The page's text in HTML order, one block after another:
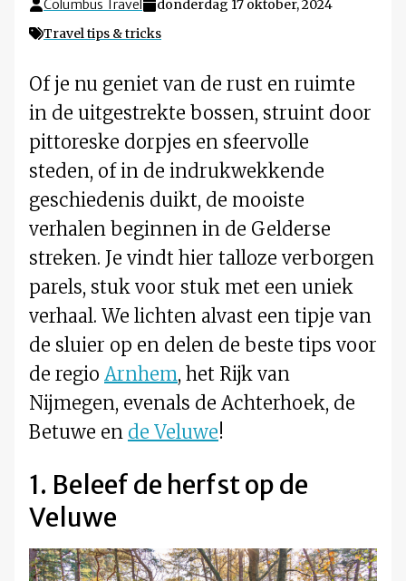
Columbus Travel
donderdag 17 oktober, 2024
Travel tips & tricks
Of je nu geniet van de rust en ruimte
in de uitgestrekte bossen, struint door
pittoreske dorpjes en sfeervolle
steden, of in de indrukwekkende
geschiedenis duikt, de mooiste
verhalen beginnen in de Gelderse
streken. Je vindt hier talloze verborgen
parels, stuk voor stuk met een uniek
verhaal. We lichten alvast een tipje van
de sluier op en delen de beste tips voor
de regio Arnhem, het Rijk van
Nijmegen, evenals de Achterhoek, de
Betuwe en de Veluwe!
1. Beleef de herfst op de
Veluwe